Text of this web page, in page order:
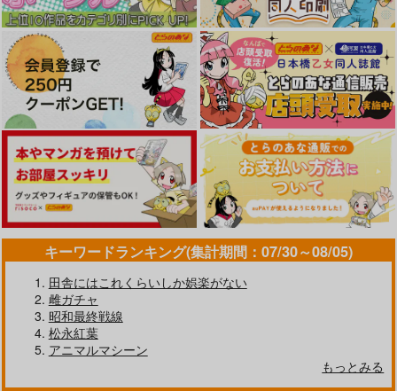
キーワードランキング(集計期間：07/30～08/05)
田舎にはこれくらいしか娯楽がない
雌ガチャ
昭和最終戦線
松永紅葉
アニマルマシーン
もっとみる